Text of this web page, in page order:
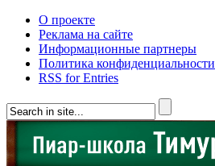
О проекте
Реклама на сайте
Информационные партнеры
Политика конфиденциальности
RSS for Entries